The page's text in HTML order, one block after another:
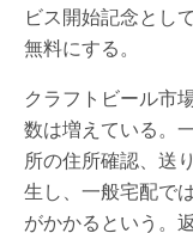
ビス開始記念とし
無料にする。
クラフトビール市
数は増えている。
所の住所確認、送
生し、一般宅配で
がかかるという。